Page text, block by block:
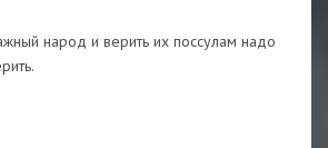
народ и верить их поссулам надо